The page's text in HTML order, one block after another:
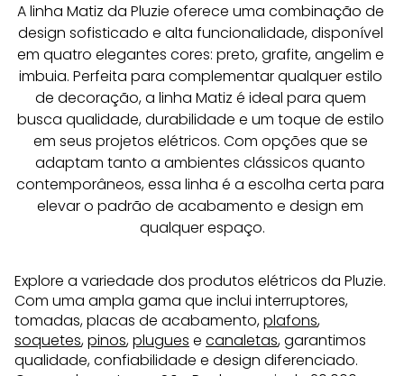
A linha Matiz da Pluzie oferece uma combinação de
design sofisticado e alta funcionalidade, disponível
em quatro elegantes cores: preto, grafite, angelim e
imbuia. Perfeita para complementar qualquer estilo
de decoração, a linha Matiz é ideal para quem
busca qualidade, durabilidade e um toque de estilo
em seus projetos elétricos. Com opções que se
adaptam tanto a ambientes clássicos quanto
contemporâneos, essa linha é a escolha certa para
elevar o padrão de acabamento e design em
qualquer espaço.
Explore a variedade dos produtos elétricos da Pluzie.
Com uma ampla gama que inclui interruptores,
tomadas, placas de acabamento,plafons,
soquetes,pinos,plugues e canaletas, garantimos
qualidade, confiabilidade e design diferenciado.